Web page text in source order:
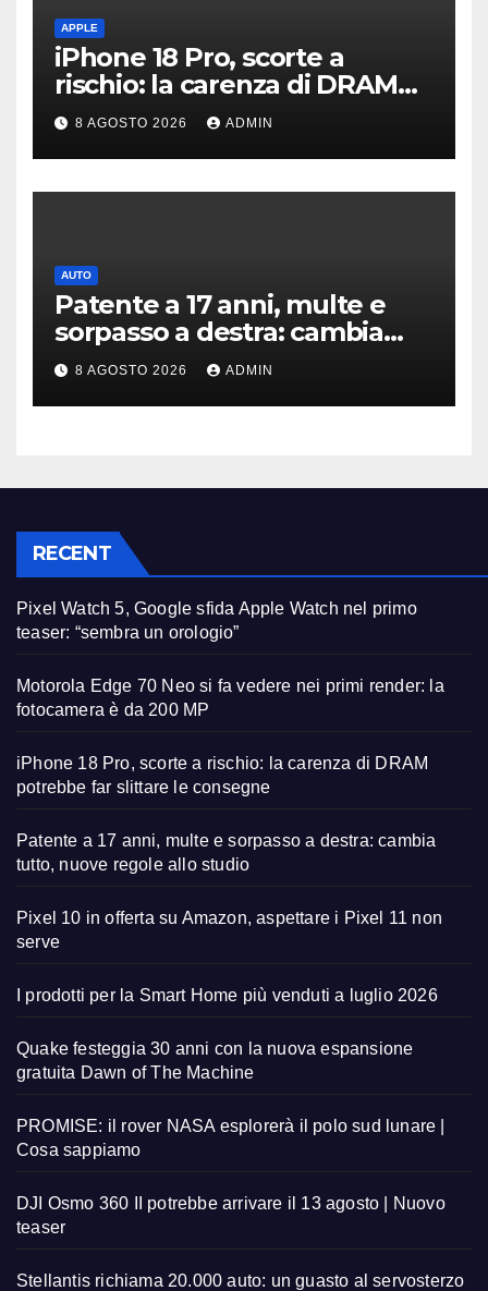
APPLE
iPhone 18 Pro, scorte a
rischio: la carenza di DRAM
potrebbe far slittare le
consegne
8 AGOSTO 2026 ADMIN
AUTO
Patente a 17 anni, multe e
sorpasso a destra: cambia
tutto, nuove regole allo
studio
8 AGOSTO 2026 ADMIN
RECENT
Pixel Watch 5, Google sfida Apple Watch nel primo
teaser: “sembra un orologio”
Motorola Edge 70 Neo si fa vedere nei primi render: la
fotocamera è da 200 MP
iPhone 18 Pro, scorte a rischio: la carenza di DRAM
potrebbe far slittare le consegne
Patente a 17 anni, multe e sorpasso a destra: cambia
tutto, nuove regole allo studio
Pixel 10 in offerta su Amazon, aspettare i Pixel 11 non
serve
I prodotti per la Smart Home più venduti a luglio 2026
Quake festeggia 30 anni con la nuova espansione
gratuita Dawn of The Machine
PROMISE: il rover NASA esplorerà il polo sud lunare |
Cosa sappiamo
DJI Osmo 360 II potrebbe arrivare il 13 agosto | Nuovo
teaser
Stellantis richiama 20.000 auto: un guasto al servosterzo